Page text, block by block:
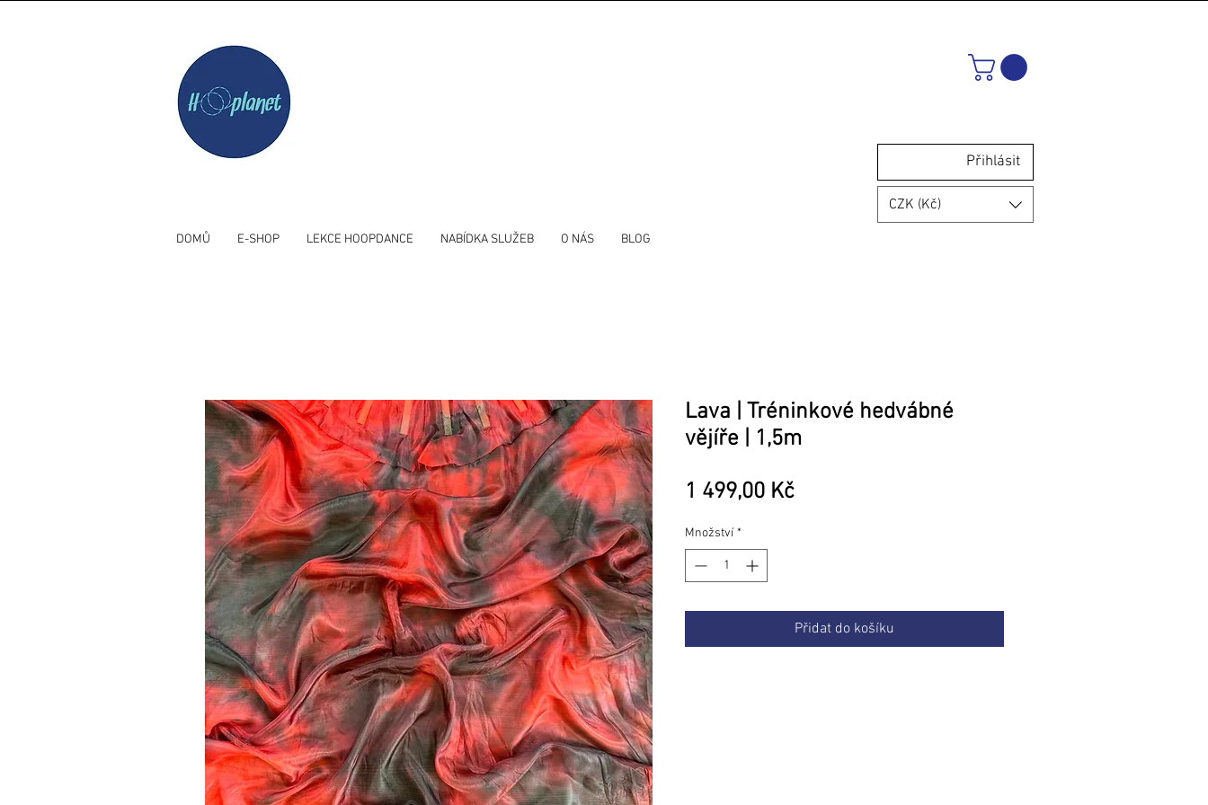
Přihlásit
CZK (Kč)
DOMŮ E-SHOP LEKCE HOOPDANCE NABÍDKA SLUŽEB O NÁS BLOG
Lava | Tréninkové hedvábné
vějíře | 1,5m
1 499,00 KčCena
Množství *
Přidat do košíku